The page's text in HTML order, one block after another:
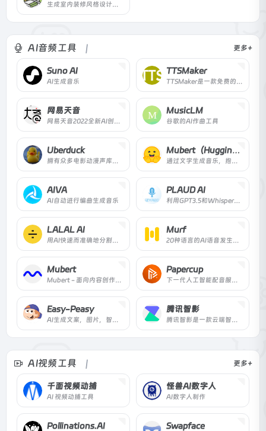
生成室内装修风格设计图片的AI工具，在几秒钟内生成你的梦想房间。
AI音频工具 更多+
Suno AI
AI生成音乐
TTSMaker
TTSMaker是一款免费的文本转语音工具和在线文本阅读器，可以将文本转换为语音，它支持100多种语言和100多种语音风格，强大的神经网络使语音听起来更自然，你可以在线收听，或下载MP3、WAV格式的音频文件。
网易天音
网易天音2022全新AI创作平台正式上线，海量风格限时限免；一键渲染，点亮你的音乐天赋！
MusicLM
谷歌的AI作曲工具
Uberduck
拥有众多电影动漫声库，适合做同人配音内容，可实现语音自动化、文本转语音、自动合成媒体文件。
Mubert（Hugging Face）
通过文字生成音乐，抱脸上比较火的T2M模型，方便大家找到一些音乐灵感！
AIVA
AI自动进行编曲生成音乐
PLAUD AI
利用GPT3.5和Whisper实现语音转文本，并通过GPT3.5生成内容总结
LALAL AI
用AI快速而准确地分割人声和器乐音轨。上传任何音频文件并在几秒钟内收到高质量的提取音轨。
Murf
20种语言的AI语音发生器。120多种逼真的文本到语音的声音，创造完美的AI配音。轻松实现从文本到语音的即时转换。
Mubert
Mubert - 面向内容创作者、品牌和开发者的全新免版税音乐生态系统
Papercup
下一代人工智能配音服务，使视频翻译自动化。现在，你可以将你的视频本地化为多种语言，并提供听起来像人一样的配音。
Easy-Peasy
AI生成文案，图片，智能对话，音频转文案等功能的集成应用
腾讯智影
腾讯智影是一款云端智能视频创作工具，集素材搜集、视频剪辑、渲染导出和发布于一体的免费在线剪辑平台。强大的AI智能工具，支持文本配音、数字人播报、自动字幕识别、文章转视频、去水印、视频解说、横转竖等功能，拥有丰富的素材库，极大提升创作效率，帮助用户更好地进行视频化的表达。
AI视频工具 更多+
千面视频动捕
AI 视频动捕工具
怪兽AI数字人
AI数字人制作
Pollinations.AI Swapface